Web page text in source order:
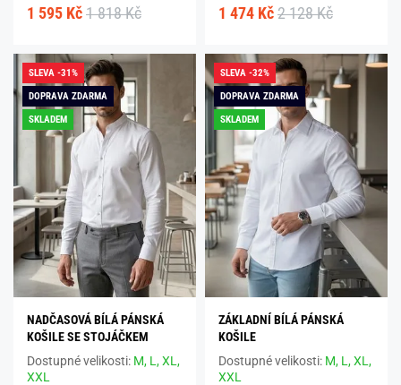
1 595 Kč 1 818 Kč 1 474 Kč 2 128 Kč
SLEVA -31%
DOPRAVA ZDARMA
SKLADEM
NADČASOVÁ BÍLÁ PÁNSKÁ
KOŠILE SE STOJÁČKEM
Dostupné velikosti: M, L,XL,
XXL
SLEVA -32%
DOPRAVA ZDARMA
SKLADEM
ZÁKLADNÍ BÍLÁ PÁNSKÁ
KOŠILE
Dostupné velikosti: M, L,XL,
XXL